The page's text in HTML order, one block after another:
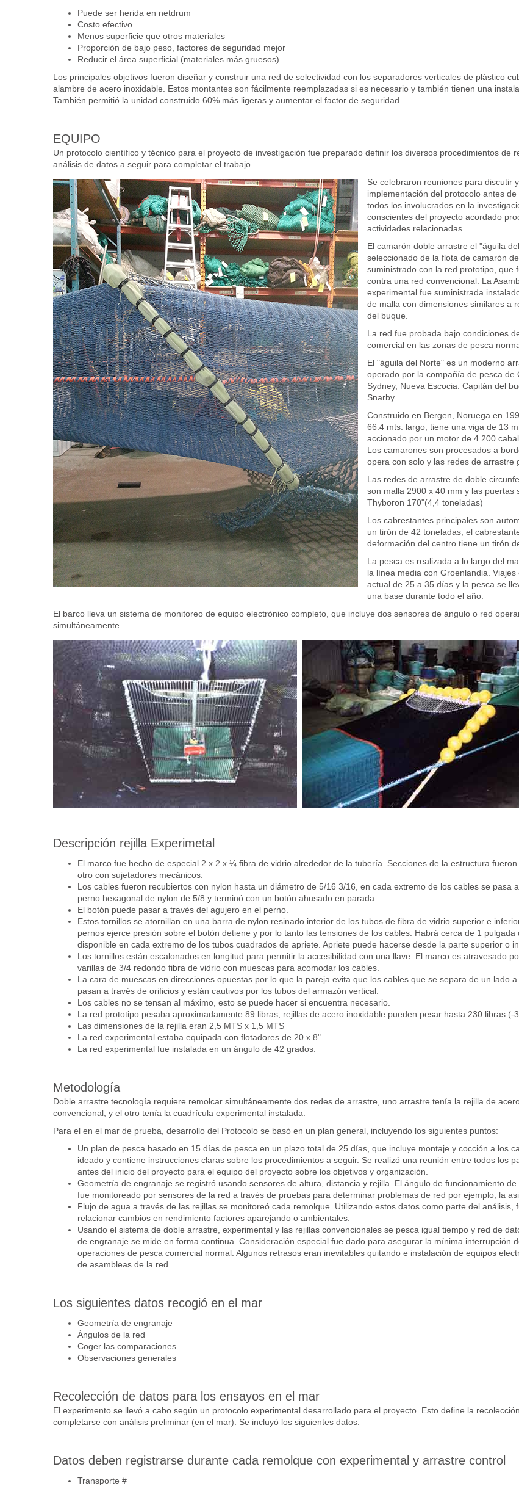
Puede ser herida en netdrum
Costo efectivo
Menos superficie que otros materiales
Proporción de bajo peso, factores de seguridad mejor
Reducir el área superficial (materiales más gruesos)
Los principales objetivos fueron diseñar y construir una red de selectividad con los separadores verticales de plástico
alambre de acero inoxidable. Estos montantes son fácilmente reemplazadas si es necesario y también tienen una
También permitió la unidad construido 60% más ligeras y aumentar el factor de seguridad.
EQUIPO
Un protocolo científico y técnico para el proyecto de investigación fue preparado definir los diversos procedimientos de
análisis de datos a seguir para completar el trabajo.
Se celebraron reuniones para discutir
implementación del protocolo antes
todos los involucrados en la
conscientes del proyecto acordado
actividades relacionadas.
El camarón doble arrastre el "águila
seleccionado de la flota de camarón
suministrado con la red prototipo, que
contra una red convencional. La
experimental fue suministrada
de malla con dimensiones similares a
del buque.
La red fue probada bajo condiciones
comercial en las zonas de pesca
El "águila del Norte" es un moderno
operado por la compañía de pesca de
Sydney, Nueva Escocia. Capitán del
Snarby.
Construido en Bergen, Noruega en
66.4 mts. largo, tiene una viga de 13
accionado por un motor de 4.200
Los camarones son procesados a
opera con solo y las redes de arrastre
Las redes de arrastre de doble
son malla 2900 x 40 mm y las puertas
Thyboron 170"(4,4 toneladas)
Los cabrestantes principales son
un tirón de 42 toneladas; el
deformación del centro tiene un tirón
La pesca es realizada a lo largo del
la línea media con Groenlandia. Viajes
actual de 25 a 35 días y la pesca se
una base durante todo el año.
El barco lleva un sistema de monitoreo de equipo electrónico completo, que incluye dos sensores de ángulo o red
simultáneamente.
Descripción rejilla Experimetal
El marco fue hecho de especial 2 x 2 x ¼ fibra de vidrio alrededor de la tubería. Secciones de la estructura
otro con sujetadores mecánicos.
Los cables fueron recubiertos con nylon hasta un diámetro de 5/16 3/16, en cada extremo de los cables se pasa
perno hexagonal de nylon de 5/8 y terminó con un botón ahusado en parada.
El botón puede pasar a través del agujero en el perno.
Estos tornillos se atornillan en una barra de nylon resinado interior de los tubos de fibra de vidrio superior e
pernos ejerce presión sobre el botón detiene y por lo tanto las tensiones de los cables. Habrá cerca de 1 pulgada
disponible en cada extremo de los tubos cuadrados de apriete. Apriete puede hacerse desde la parte superior o
Los tornillos están escalonados en longitud para permitir la accesibilidad con una llave. El marco es atravesado
varillas de 3/4 redondo fibra de vidrio con muescas para acomodar los cables.
La cara de muescas en direcciones opuestas por lo que la pareja evita que los cables que se separa de un lado
pasan a través de orificios y están cautivos por los tubos del armazón vertical.
Los cables no se tensan al máximo, esto se puede hacer si encuentra necesario.
La red prototipo pesaba aproximadamente 89 libras; rejillas de acero inoxidable pueden pesar hasta 230 libras (-
Las dimensiones de la rejilla eran 2,5 MTS x 1,5 MTS
La red experimental estaba equipada con flotadores de 20 x 8".
La red experimental fue instalada en un ángulo de 42 grados.
Metodología
Doble arrastre tecnología requiere remolcar simultáneamente dos redes de arrastre, uno arrastre tenía la rejilla de
convencional, y el otro tenía la cuadrícula experimental instalada.
Para el en el mar de prueba, desarrollo del Protocolo se basó en un plan general, incluyendo los siguientes puntos:
Un plan de pesca basado en 15 días de pesca en un plazo total de 25 días, que incluye montaje y cocción a los
ideado y contiene instrucciones claras sobre los procedimientos a seguir. Se realizó una reunión entre todos los
antes del inicio del proyecto para el equipo del proyecto sobre los objetivos y organización.
Geometría de engranaje se registró usando sensores de altura, distancia y rejilla. El ángulo de funcionamiento
fue monitoreado por sensores de la red a través de pruebas para determinar problemas de red por ejemplo, la
Flujo de agua a través de las rejillas se monitoreó cada remolque. Utilizando estos datos como parte del análisis,
relacionar cambios en rendimiento factores aparejando o ambientales.
Usando el sistema de doble arrastre, experimental y las rejillas convencionales se pesca igual tiempo y red de
de engranaje se mide en forma continua. Consideración especial fue dado para asegurar la mínima interrupción
operaciones de pesca comercial normal. Algunos retrasos eran inevitables quitando e instalación de equipos
de asambleas de la red
Los siguientes datos recogió en el mar
Geometría de engranaje
Ángulos de la red
Coger las comparaciones
Observaciones generales
Recolección de datos para los ensayos en el mar
El experimento se llevó a cabo según un protocolo experimental desarrollado para el proyecto. Esto define la
completarse con análisis preliminar (en el mar). Se incluyó los siguientes datos:
Datos deben registrarse durante cada remolque con experimental y arrastre control
Transporte #